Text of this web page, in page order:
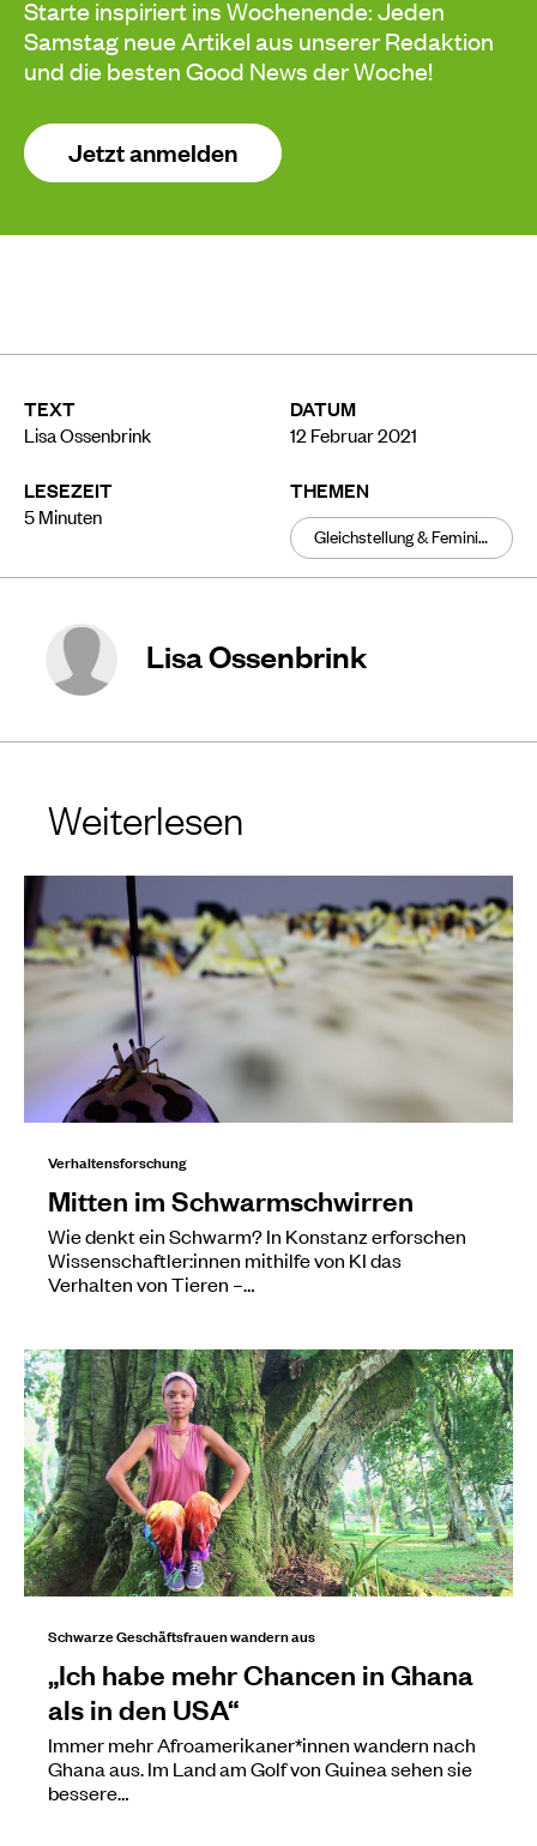
TEXT
Lisa Ossenbrink
LESEZEIT
5Minuten
DATUM
12 Februar 2021
THEMEN
Gleichstellung & Feminismus
Starte inspiriert ins Wochenende: Jeden
Samstag neue Artikel aus unserer Redaktion
und die besten Good News der Woche!
Jetzt anmelden
Lisa Ossenbrink
Weiterlesen
Verhaltensforschung
Mitten im Schwarmschwirren
Wie denkt ein Schwarm? In Konstanz erforschen
Wissenschaftler:innen mithilfe von KI das
Verhalten von Tieren –…
Schwarze Geschäftsfrauen wandern aus
„Ich habe mehr Chancen in Ghana
als in den USA“
Immer mehr Afroamerikaner*innen wandern nach
Ghana aus. Im Land am Golf von Guinea sehen sie
bessere…